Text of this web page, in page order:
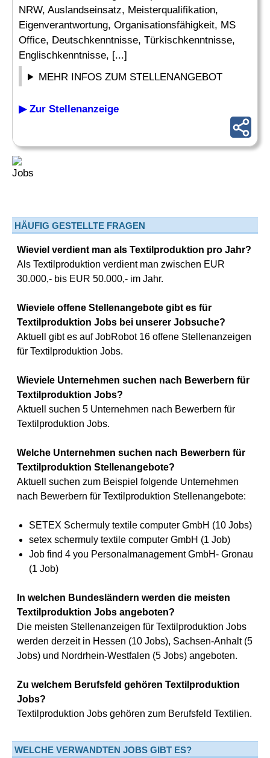
NRW, Auslandseinsatz, Meisterqualifikation,
Eigenverantwortung, Organisationsfähigkeit, MS
Office, Deutschkenntnisse, Türkischkenntnisse,
Englischkenntnisse, [...]
MEHR INFOS ZUM STELLENANGEBOT
▶ Zur Stellenanzeige
HÄUFIG GESTELLTE FRAGEN
Wieviel verdient man als Textilproduktion pro Jahr?
Als Textilproduktion verdient man zwischen EUR
30.000,- bis EUR 50.000,- im Jahr.
Wieviele offene Stellenangebote gibt es für
Textilproduktion Jobs bei unserer Jobsuche?
Aktuell gibt es auf JobRobot 16 offene Stellenanzeigen
für Textilproduktion Jobs.
Wieviele Unternehmen suchen nach Bewerbern für
Textilproduktion Jobs?
Aktuell suchen 5 Unternehmen nach Bewerbern für
Textilproduktion Jobs.
Welche Unternehmen suchen nach Bewerbern für
Textilproduktion Stellenangebote?
Aktuell suchen zum Beispiel folgende Unternehmen
nach Bewerbern für Textilproduktion Stellenangebote:
SETEX Schermuly textile computer GmbH (10 Jobs)
setex schermuly textile computer GmbH (1 Job)
Job find 4 you Personalmanagement GmbH- Gronau
(1 Job)
In welchen Bundesländern werden die meisten
Textilproduktion Jobs angeboten?
Die meisten Stellenanzeigen für Textilproduktion Jobs
werden derzeit in Hessen (10 Jobs), Sachsen-Anhalt (5
Jobs) und Nordrhein-Westfalen (5 Jobs) angeboten.
Zu welchem Berufsfeld gehören Textilproduktion
Jobs?
Textilproduktion Jobs gehören zum Berufsfeld Textilien.
WELCHE VERWANDTEN JOBS GIBT ES?